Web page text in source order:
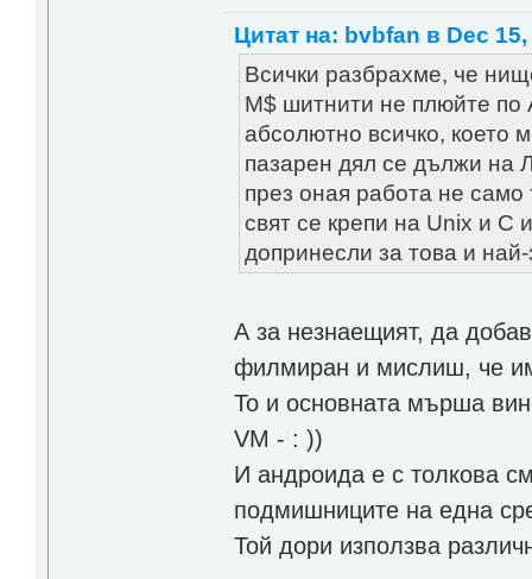
Цитат на: bvbfan в Dec
Всички разбрахме, че
М$ шитнити не плюйте по
абсолютно всичко, което
пазарен дял се дължи на
през оная работа не
свят се крепи на Unix и C
допринесли за това и
А за незнаещият, да
филмиран и мислиш, че
To и основната мърша
VM - : ))
И андроида е с толкова
подмишниците на една
Той дори използва